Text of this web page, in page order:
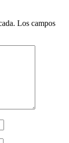
Los campos